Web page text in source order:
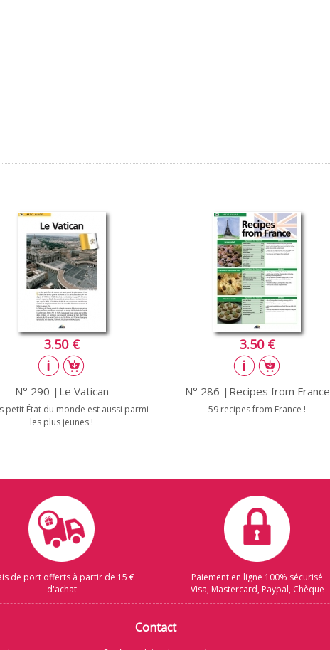
3.50 €
N° 290 |Le Vatican
petit État du monde est aussi parmi
les plus jeunes !
3.50 €
N° 286 |Recipes from France
59 recipes from France !
de port offerts à partir de 15 €
d'achat
Paiement en ligne 100% sécurisé
Visa, Mastercard, Paypal, Chèque
Contact